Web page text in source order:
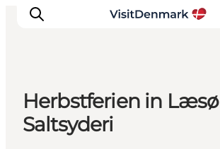
Inspiration
Regionen
Herbstferien in Læsø
Saltsyderi